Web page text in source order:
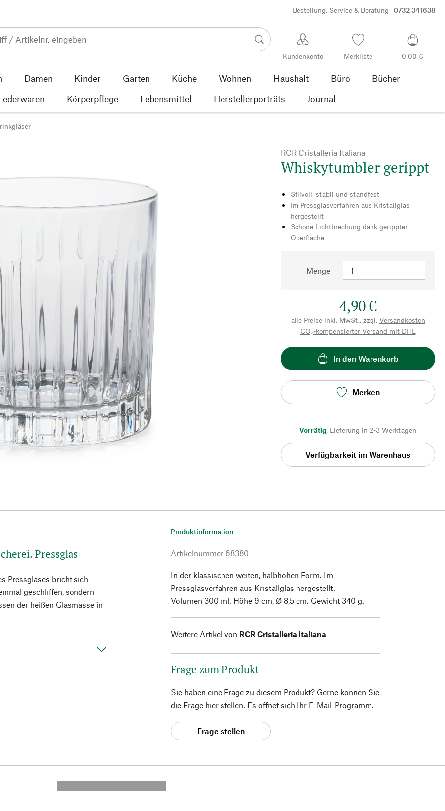
Bestellung, Service & Beratung 0732 341638
Kundenkonto Merkliste 0,00 €
Damen Kinder Garten Küche Wohnen Haushalt Büro
Bücher
Körperpflege Lebensmittel Herstellerporträts Journal
RCR Cristalleria Italiana
Whiskytumbler gerippt
Stilvoll, stabil und standfest
Im Pressglasverfahren aus Kristallglas
hergestellt
Schöne Lichtbrechung dank gerippter
Oberfläche
Menge
4,90 €
alle Preise inkl. MwSt., zzgl. Versandkosten
CO₂-kompensierter Versand mit DHL
In den Warenkorb
Merken
Vorrätig, Lieferung in 2-3 Werktagen
Verfügbarkeit im Warenhaus
Pressglas
Pressglases bricht sich
geschliffen, sondern
der heißen Glasmasse in
Produktinformation
Artikelnummer 68380
In der klassischen weiten, halbhohen Form. Im
Pressglasverfahren aus Kristallglas hergestellt.
Volumen 300 ml. Höhe 9 cm, Ø 8,5 cm. Gewicht 340 g.
Weitere Artikel von RCR Cristalleria Italiana
Frage zum Produkt
Sie haben eine Frage zu diesem Produkt? Gerne können Sie
die Frage hier stellen. Es öffnet sich Ihr E-Mail-Programm.
Frage stellen